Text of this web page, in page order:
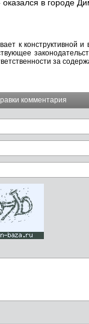
в городе
к конструктивной
за
комментария